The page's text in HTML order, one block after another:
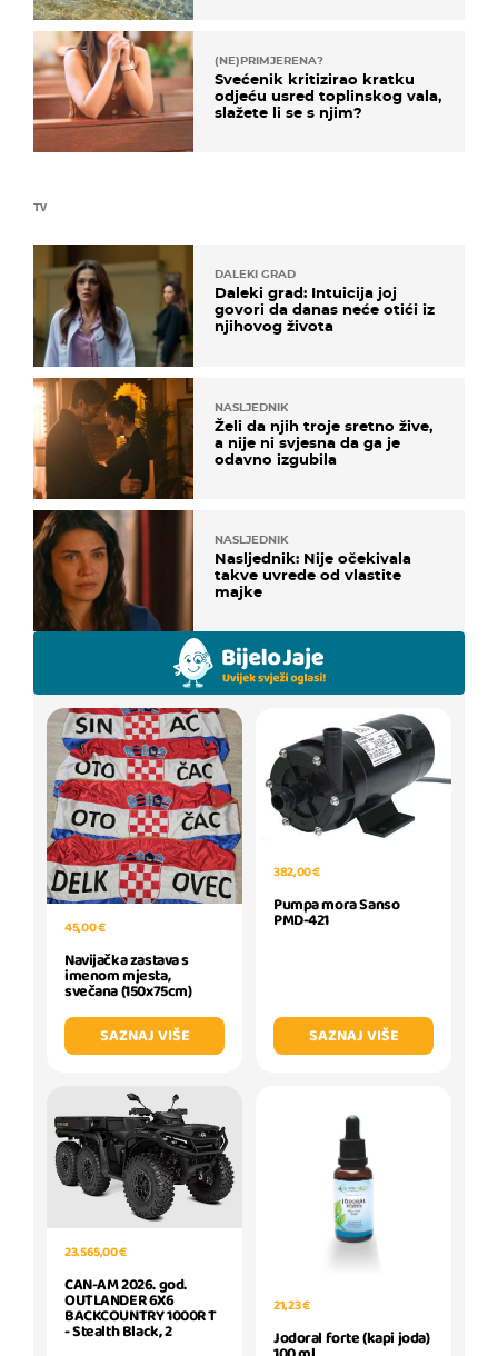
TV
DALEKI GRAD
Daleki grad: Intuicija joj
govori da danas neće otići iz
njihovog života
NASLJEDNIK
Želi da njih troje sretno žive,
a nije ni svjesna da ga je
odavno izgubila
NASLJEDNIK
Nasljednik: Nije očekivala
takve uvrede od vlastite
majke
(NE)PRIMJERENA?
Svećenik kritizirao kratku
odjeću usred toplinskog vala,
slažete li se s njim?
45,00 €
Navijačka zastava s
imenom mjesta,
svečana (150x75cm)
SAZNAJ VIŠE
382,00 €
Pumpa mora Sanso
PMD-421
SAZNAJ VIŠE
23.565,00 €
CAN-AM 2026. god.
OUTLANDER 6X6
BACKCOUNTRY 1000R T
- Stealth Black, 2
21,23 €
Jodoral forte (kapi joda)